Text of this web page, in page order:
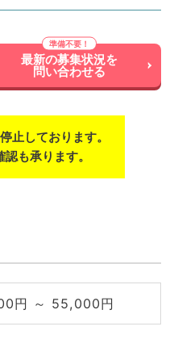
最新の募集状況を
問い合わせる
止しております。
も承ります。
円 ～ 55,000円